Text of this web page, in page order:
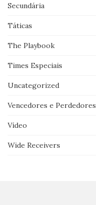
Secundária
Táticas
The Playbook
Times Especiais
Uncategorized
Vencedores e Perdedores
Vídeo
Wide Receivers